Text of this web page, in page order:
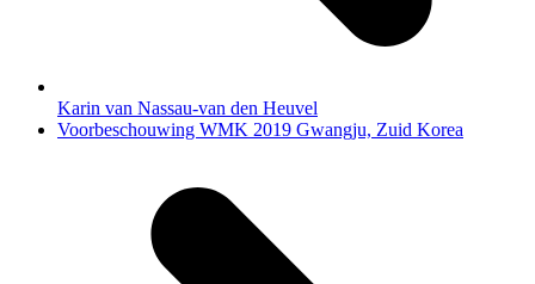
Karin van Nassau-van den Heuvel
next
Voorbeschouwing WMK 2019 Gwangju, Zuid Korea